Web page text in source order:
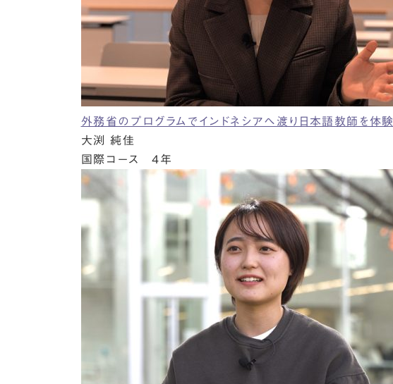
外務省のプログラムでインドネシアへ渡り日本語教師を体験
大渕 純佳
国際コース 4年